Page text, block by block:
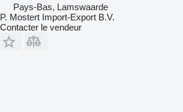
Pays-Bas, Lamswaarde
P. Mostert Import-Export B.V.
Contacter le vendeur